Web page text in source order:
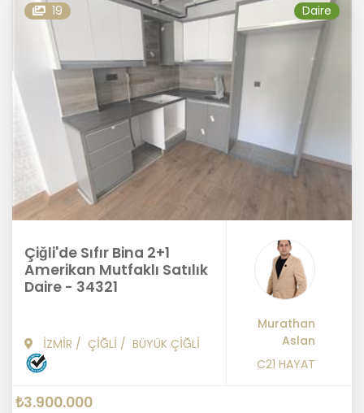
19 Daire
Çiğli'de Sıfır Bina 2+1
Amerikan Mutfaklı Satılık
Daire - 34321
İZMİR / ÇİĞLİ / BÜYÜK ÇİĞLİ
Murathan
Aslan
C21 HAYAT
₺3.900.000